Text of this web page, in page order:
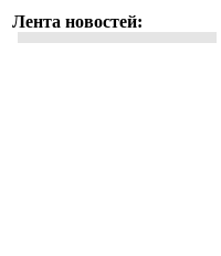
Лента новостей: